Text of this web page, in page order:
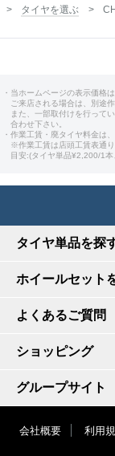
タイヤを選ぶ
・当ホームページの表示価格
ご来店される場合は、別途
また、一部取付けを行って
合わせ下さい。
・作業工賃・廃タイヤ料金は
※作業工賃は店頭工賃表通り
目安:(タイヤ単品¥2,200/1
タイヤ単品を探
ホイールセット
よくあるご質問
ショッピング
グループサイト
会社概要 利用